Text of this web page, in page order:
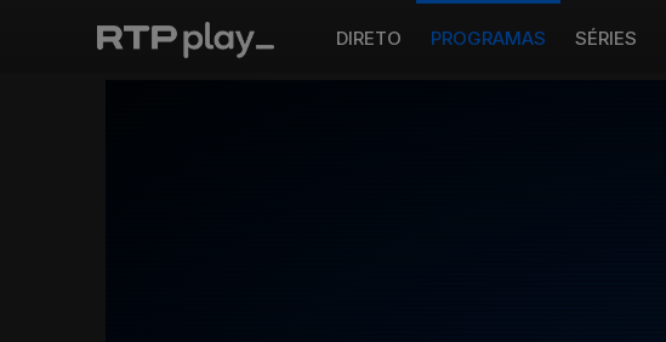
DIRETO PROGRAMAS SÉRIES